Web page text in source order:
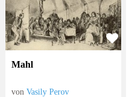
Mahl
vonVasily Perov